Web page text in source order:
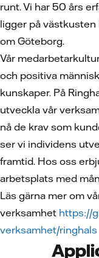
runt. Vi har 50 års
ligger på västkusten
om Göteborg.
Vår
och positiva
kunskaper. På
utveckla vår
nå de krav som
ser vi individens
framtid. Hos oss
arbetsplats med
Läs gärna mer om
verksamhet https://
verksamhet/ringhals